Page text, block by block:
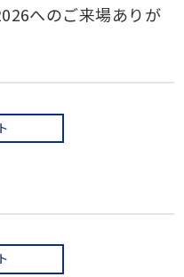
へのご来場ありが